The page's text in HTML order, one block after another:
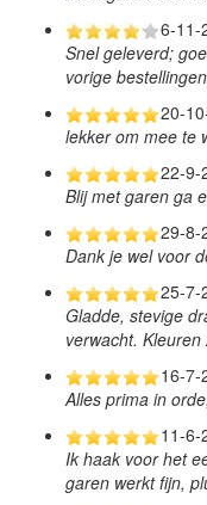
6-11-
Snel geleverd;
vorige
20-
lekker om mee te
22-9-
Blij met garen ga
29-8-
Dank je wel voor
25-7-
Gladde, stevige
verwacht.
16-7-
Alles prima in
11-6-
Ik haak voor het
garen werkt fijn,